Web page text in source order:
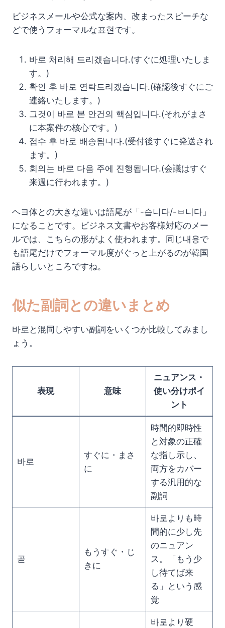
ビジネスメールや公式な案内、改まったスピーチな
どで使うフォーマルな표현です。
바로 처리해 드리겠습니다.(すぐに処理いたしま
す。)
확인 후 바로 연락드리겠습니다.(確認後すぐにご
連絡いたします。)
그것이 바로 본 안건의 핵심입니다.(それがまさ
に本案件の核心です。)
접수 후 바로 배송됩니다.(受付後すぐに発送され
ます。)
회의는 바로 다음 주에 진행됩니다.(会議はすぐ
来週に行われます。)
ヘヨ体との大きな違いは語尾が「-습니다/-ㅂ니다」
になることです。ビジネス文書やお客様対応のメー
ルでは、こちらの形がよく使われます。同じ내용で
も語尾だけでフォーマル度がぐっと上がるのが韓国
語らしいところですね。
似た副詞との違いまとめ
바로と混同しやすい副詞をいくつか比較してみまし
ょう。
表現 意味
ニュアンス・
使い分けポイ
ント
바로
すぐに・まさ
に
時間的即時性
と対象の正確
な指し示し、
両方をカバー
する汎用的な
副詞
곧
もうすぐ・じ
きに
바로よりも時
間的に少し先
のニュアン
ス。「もう少
し待てば来
る」という感
覚
바로より硬